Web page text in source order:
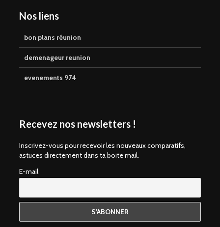
Nos liens
bon plans réunion
demenageur reunion
evenements 974
Recevez nos newsletters !
Inscrivez-vous pour recevoir les nouveaux comparatifs,
astuces directement dans ta boite mail.
E-mail